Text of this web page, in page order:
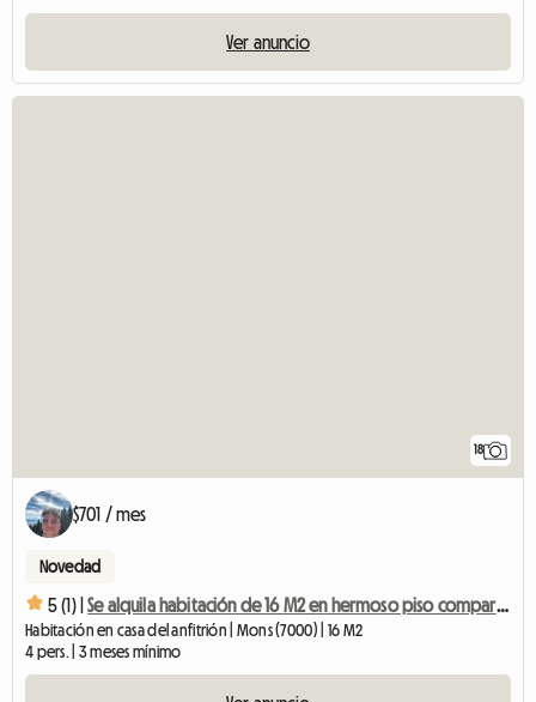
Ver anuncio
18
$701 / mes
Novedad
5 (1) | Se alquila habitación de 16 M2 en hermoso piso compartido grande
Habitación en casa del anfitrión | Mons (7000) | 16 M2
4 pers. | 3 meses mínimo